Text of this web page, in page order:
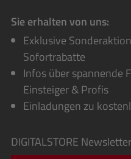
Sie erhalten von uns:
Exklusive
Sofortrabatte
Infos über spannende
Einsteiger & Profis
Einladungen zu
DIGITALSTORE